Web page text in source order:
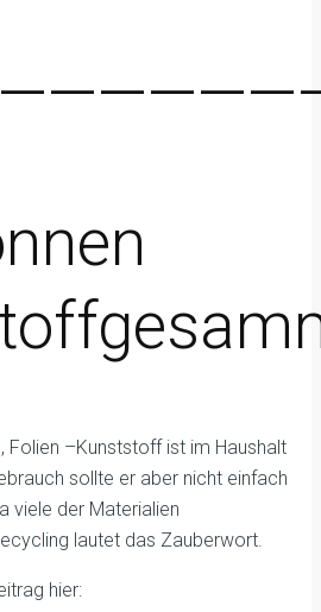
Folien –Kunststoff ist im Haushalt
sollte er aber nicht einfach
viele der Materialien
lautet das Zauberwort.
hier: